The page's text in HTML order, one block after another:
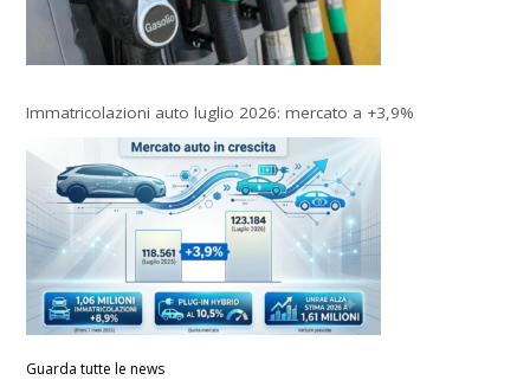
Immatricolazioni auto luglio 2026: mercato a +3,9%
Guarda tutte le news